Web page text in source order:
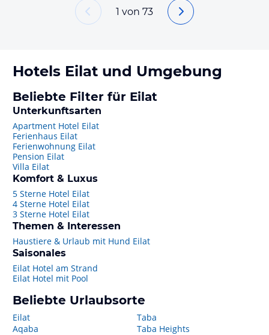
1 von 73
Hotels Eilat und Umgebung
Beliebte Filter für Eilat
Unterkunftsarten
Apartment Hotel Eilat
Ferienhaus Eilat
Ferienwohnung Eilat
Pension Eilat
Villa Eilat
Komfort & Luxus
5 Sterne Hotel Eilat
4 Sterne Hotel Eilat
3 Sterne Hotel Eilat
Themen & Interessen
Haustiere & Urlaub mit Hund Eilat
Saisonales
Eilat Hotel am Strand
Eilat Hotel mit Pool
Beliebte Urlaubsorte
Eilat
Aqaba
Taba
Taba Heights